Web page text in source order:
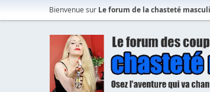
Bienvenue sur Le forum de la chasteté